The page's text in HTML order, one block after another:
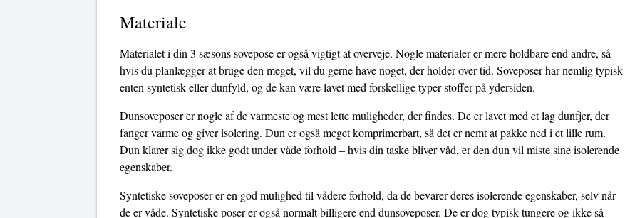
Materiale
Materialet i din 3 sæsons sovepose er også vigtigt at overveje. Nogle materialer er mere holdbare end andre, så
hvis du planlægger at bruge den meget, vil du gerne have noget, der holder over tid. Soveposer har nemlig typisk
enten syntetisk eller dunfyld, og de kan være lavet med forskellige typer stoffer på ydersiden.
Dunsoveposer er nogle af de varmeste og mest lette muligheder, der findes. De er lavet med et lag dunfjer, der
fanger varme og giver isolering. Dun er også meget komprimerbart, så det er nemt at pakke ned i et lille rum.
Dun klarer sig dog ikke godt under våde forhold – hvis din taske bliver våd, er den dun vil miste sine isolerende
egenskaber.
Syntetiske soveposer er en god mulighed til vådere forhold, da de bevarer deres isolerende egenskaber, selv når
de er våde. Syntetiske poser er også normalt billigere end dunsoveposer. De er dog typisk tungere og ikke så